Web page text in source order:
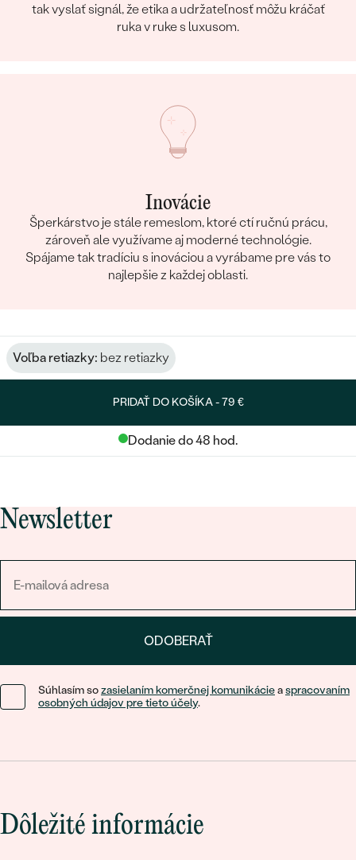
tak vyslať signál, že etika a udržateľnosť môžu kráčať
ruka v ruke s luxusom.
Inovácie
Šperkárstvo je stále remeslom, ktoré ctí ručnú prácu,
zároveň ale využívame aj moderné technológie.
Spájame tak tradíciu s inováciou a vyrábame pre vás to
najlepšie z každej oblasti.
Voľba retiazky: bez retiazky
PRIDAŤ DO KOŠÍKA -79 €
Dodanie do 48 hod.
Newsletter
ODOBERAŤ
Súhlasím sozasielaním komerčnej komunikácieaspracovaním
osobných údajov pre tieto účely.
Dôležité informácie